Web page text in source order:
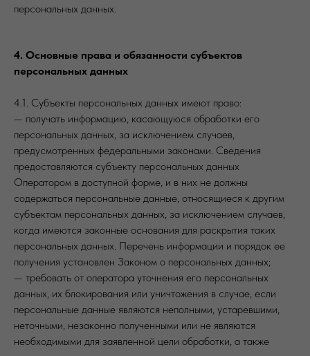
персональных данных.
4. Основные права и обязанности субъектов
персональных данных
4.1. Субъекты персональных данных имеют право:
— получать информацию, касающуюся обработки его
персональных данных, за исключением случаев,
предусмотренных федеральными законами. Сведения
предоставляются субъекту персональных данных
Оператором в доступной форме, и в них не должны
содержаться персональные данные, относящиеся к другим
субъектам персональных данных, за исключением случаев,
когда имеются законные основания для раскрытия таких
персональных данных. Перечень информации и порядок ее
получения установлен Законом о персональных данных;
— требовать от оператора уточнения его персональных
данных, их блокирования или уничтожения в случае, если
персональные данные являются неполными, устаревшими,
неточными, незаконно полученными или не являются
необходимыми для заявленной цели обработки, а также